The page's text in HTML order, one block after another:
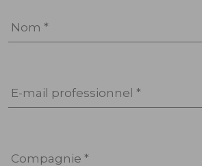
Nom *
E-mail professionnel *
Compagnie *